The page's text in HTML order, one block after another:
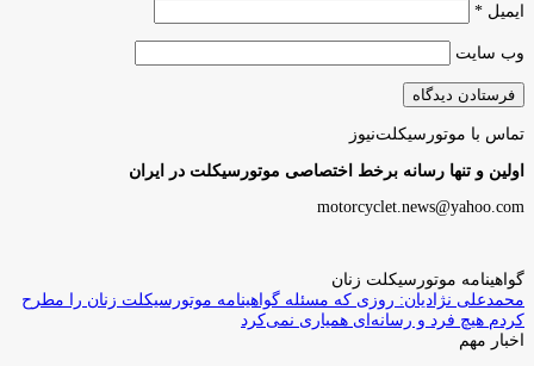
ایمیل *
وب‌ سایت
تماس با موتورسیکلت‌نیوز
اولین و تنها رسانه برخط اختصاصی موتورسیکلت در ایران
motorcyclet.news@yahoo.com
گواهینامه موتورسیکلت زنان
محمدعلی نژادیان: روزی که مسئله گواهینامه موتورسیکلت زنان را مطرح
کردم هیچ فرد و رسانه‌ای همیاری نمی‌کرد
اخبار مهم